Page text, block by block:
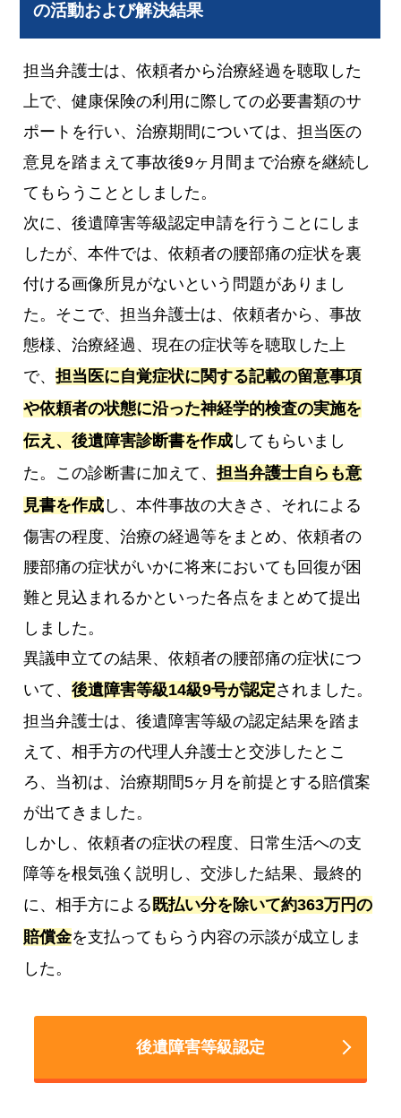
の活動および解決結果
担当弁護士は、依頼者から治療経過を聴取した
上で、健康保険の利用に際しての必要書類のサ
ポートを行い、治療期間については、担当医の
意見を踏まえて事故後9ヶ月間まで治療を継続し
てもらうこととしました。
次に、後遺障害等級認定申請を行うことにしま
したが、本件では、依頼者の腰部痛の症状を裏
付ける画像所見がないという問題がありまし
た。そこで、担当弁護士は、依頼者から、事故
態様、治療経過、現在の症状等を聴取した上
で、担当医に自覚症状に関する記載の留意事項
や依頼者の状態に沿った神経学的検査の実施を
伝え、後遺障害診断書を作成 してもらいまし
た。この診断書に加えて、担当弁護士自らも意
見書を作成 し、本件事故の大きさ、それによる
傷害の程度、治療の経過等をまとめ、依頼者の
腰部痛の症状がいかに将来においても回復が困
難と見込まれるかといった各点をまとめて提出
しました。
異議申立ての結果、依頼者の腰部痛の症状につ
いて、後遺障害等級14級9号が認定されました。
担当弁護士は、後遺障害等級の認定結果を踏ま
えて、相手方の代理人弁護士と交渉したとこ
ろ、当初は、治療期間5ヶ月を前提とする賠償案
が出てきました。
しかし、依頼者の症状の程度、日常生活への支
障等を根気強く説明し、交渉した結果、最終的
に、相手方による既払い分を除いて約363万円の
賠償金を支払ってもらう内容の示談が成立しま
した。
後遺障害等級認定